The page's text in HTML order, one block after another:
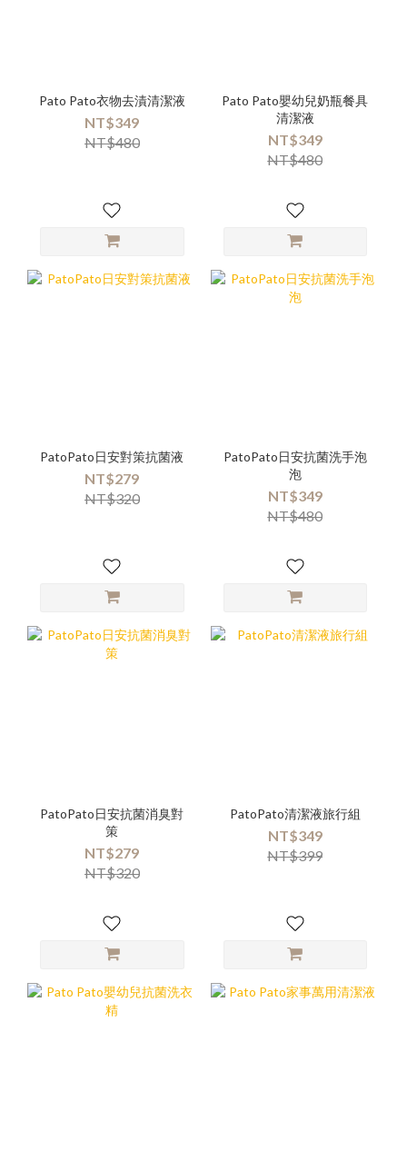
Pato Pato衣物去漬清潔液
NT$349
NT$480
Pato Pato嬰幼兒奶瓶餐具
清潔液
NT$349
NT$480
PatoPato日安對策抗菌液
NT$279
NT$320
PatoPato日安抗菌洗手泡
泡
NT$349
NT$480
PatoPato日安抗菌消臭對
策
NT$279
NT$320
PatoPato清潔液旅行組
NT$349
NT$399